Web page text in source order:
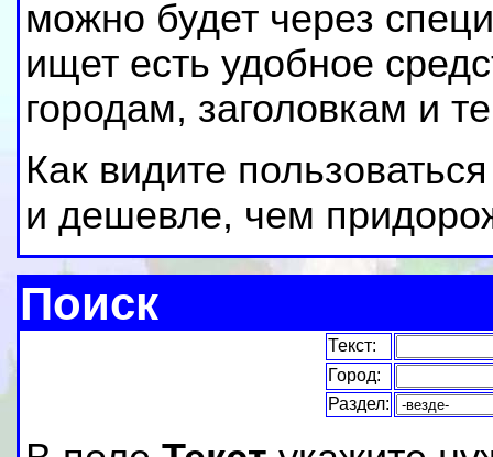
можно будет через
ищет есть удобное
городам, заголовкам и
Как видите
и дешевле, чем
Поиск
Текст:
Город:
Раздел: